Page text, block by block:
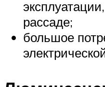
рассаде;
большое